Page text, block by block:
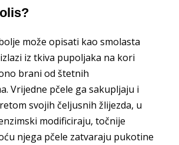
može opisati kao smolasta
iz tkiva pupoljaka na kori
brani od štetnih
Vrijedne pčele ga sakupljaju i
svojih čeljusnih žlijezda, u
modificiraju, točnije
njega pčele zatvaraju pukotine